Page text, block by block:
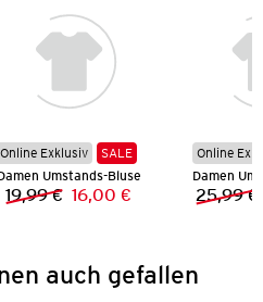
Online Exklusiv
SALE
Umstands-Bluse
Vorheriger Preis:
19,99 € Neuer Preis:
16,00 €
Online
Damen
25,99 €
auch gefallen